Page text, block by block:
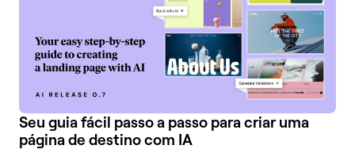
Seu guia fácil passo a passo para criar uma
página de destino com IA